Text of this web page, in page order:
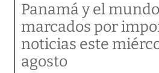
Panamá y el
marcados por
noticias este
agosto